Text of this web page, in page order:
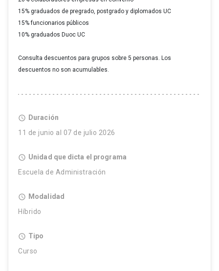
15% graduados de pregrado, postgrado y diplomados UC
15% funcionarios públicos
10% graduados Duoc UC
Consulta descuentos para grupos sobre 5 personas. Los
descuentos no son acumulables.
access_time Duración
11 de junio al 07 de julio 2026
access_time Unidad que dicta el programa
Escuela de Administración
access_time Modalidad
Híbrido
access_time Tipo
Curso